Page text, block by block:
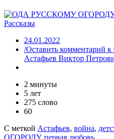
Рассказы
24.01.2022
/Оставить комментарий
Астафьев Виктор
2 минуты
5 лет
275 слово
60
С меткой Астафьев, война,
ОГОРОДУ, первая любовь